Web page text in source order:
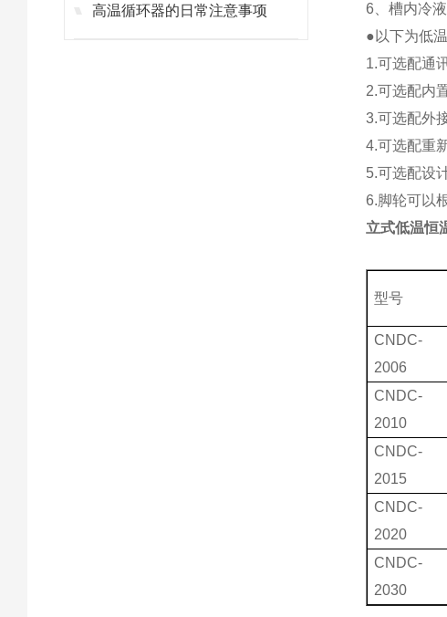
高温循环器的日常注意事项
6、槽内冷
●以下为低
1.可选配通
2.可选配内
3.可选配外
4.可选配重
5.可选配设
6.脚轮可以
立式低温恒
型号
CNDC-
2006
CNDC-
2010
CNDC-
2015
CNDC-
2020
CNDC-
2030